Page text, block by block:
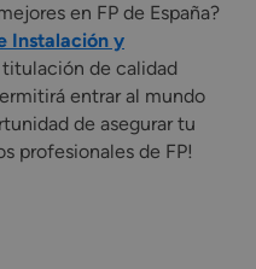
en FP de España?
Instalación y
de calidad
entrar al mundo
de asegurar tu
profesionales de FP!